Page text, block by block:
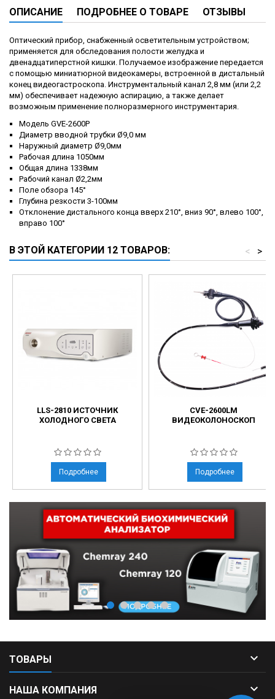
ОПИСАНИЕ ПОДРОБНЕЕ О ТОВАРЕ ОТЗЫВЫ
Оптический прибор, снабженный осветительным устройством;
применяется для обследования полости желудка и
двенадцатиперстной кишки. Получаемое изображение передается
с помощью миниатюрной видеокамеры, встроенной в дистальный
конец видеогастроскопа. Инструментальный канал 2,8 мм (или 2,2
мм) обеспечивает надежную аспирацию, а также делает
возможным применение полноразмерного инструментария.
Модель GVE-2600P
Диаметр вводной трубки Ø9,0 мм
Наружный диаметр Ø9,0мм
Рабочая длина 1050мм
Общая длина 1338мм
Рабочий канал Ø2,2мм
Поле обзора 145°
Глубина резкости 3-100мм
Отклонение дистального конца вверх 210°, вниз 90°, влево 100°,
вправо 100°
В ЭТОЙ КАТЕГОРИИ 12 ТОВАРОВ: >
<
LLS-2810 ИСТОЧНИК
ХОЛОДНОГО СВЕТА
Подробнее
CVE-2600LM
ВИДЕОКОЛОНОСКОП
Подробнее
ТОВАРЫ 
НАША КОМПАНИЯ 